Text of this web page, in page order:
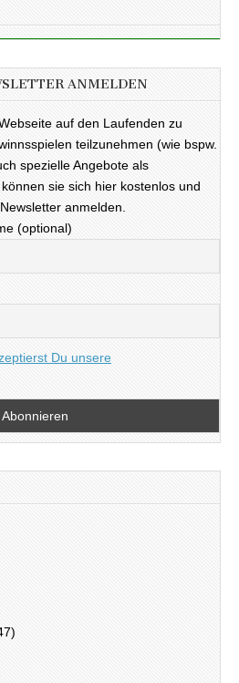
ANMELDEN
auf den Laufenden zu
teilzunehmen (wie bspw.
spezielle Angebote als
sie sich hier kostenlos und
anmelden.
(optional)
Du unsere